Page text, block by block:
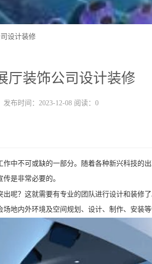
设计装修
厅装饰公司设计装修
发布时间：2023-12-08 阅读：0
中不可或缺的一部分。随着各种新兴科技的
是非常必要的。
呢？这就需要有专业的团队进行设计和装修
地内外环境及空间规划、设计、制作、安装等